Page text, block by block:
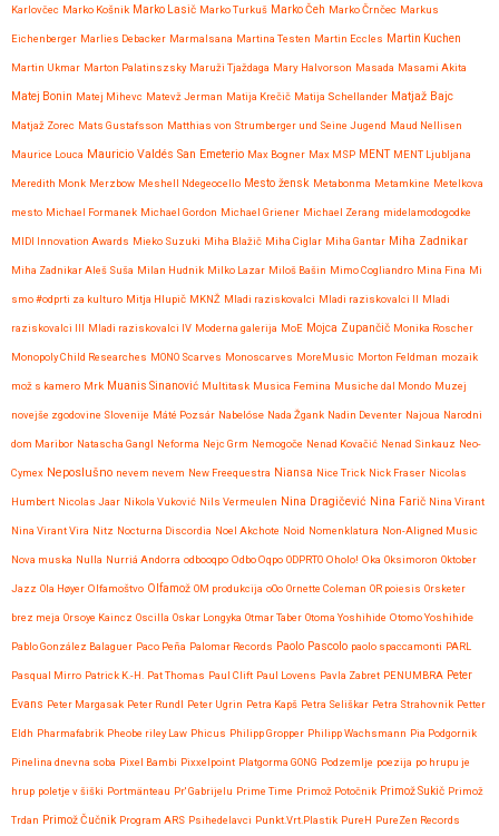
Karlovčec Marko Košnik Marko Lasič Marko Turkuš Marko Čeh Marko Črnčec Markus
Eichenberger Marlies Debacker Marmalsana Martina Testen Martin Eccles Martin Kuchen
Martin Ukmar Marton Palatinszsky Maruži Tjaždaga Mary Halvorson Masada Masami Akita
Matej Bonin Matej Mihevc Matevž Jerman Matija Krečič Matija Schellander Matjaž Bajc
Matjaž Zorec Mats Gustafsson Matthias von Strumberger und Seine Jugend Maud Nellisen
Maurice Louca Mauricio Valdés San Emeterio Max Bogner Max MSP MENT MENT Ljubljana
Meredith Monk Merzbow Meshell Ndegeocello Mesto žensk Metabonma Metamkine Metelkova
mesto Michael Formanek Michael Gordon Michael Griener Michael Zerang midelamodogodke
MIDI Innovation Awards Mieko Suzuki Miha Blažič Miha Ciglar Miha Gantar Miha Zadnikar
Miha Zadnikar Aleš Suša Milan Hudnik Milko Lazar Miloš Bašin Mimo Cogliandro Mina Fina Mi
smo #odprti za kulturo Mitja Hlupič MKNŽ Mladi raziskovalci Mladi raziskovalci II Mladi
raziskovalci III Mladi raziskovalci IV Moderna galerija MoE Mojca Zupančič Monika Roscher
Monopoly Child Researches MONO Scarves Monoscarves MoreMusic Morton Feldman mozaik
mož s kamero Mrk Muanis Sinanović Multitask Musica Femina Musiche dal Mondo Muzej
novejše zgodovine Slovenije Máté Pozsár Nabelóse Nada Žgank Nadin Deventer Najoua Narodni
dom Maribor Natascha Gangl Neforma Nejc Grm Nemogoče Nenad Kovačić Nenad Sinkauz Neo-
Cymex Neposlušno nevem nevem New Freequestra Niansa Nice Trick Nick Fraser Nicolas
Humbert Nicolas Jaar Nikola Vuković Nils Vermeulen Nina Dragičević Nina Farič Nina Virant
Nina Virant Vira Nitz Nocturna Discordia Noel Akchote Noid Nomenklatura Non-Aligned Music
Nova muska Nulla Nurriá Andorra odbooqpo Odbo Oqpo ODPRTO Oholo! Oka Oksimoron Oktober
Jazz Ola Høyer Olfamoštvo Olfamož OM produkcija oOo Ornette Coleman OR poiesis Orsketer
brez meja Orsoye Kaincz Oscilla Oskar Longyka Otmar Taber Otoma Yoshihide Otomo Yoshihide
Pablo González Balaguer Paco Peña Palomar Records Paolo Pascolo paolo spaccamonti PARL
Pasqual Mirro Patrick K.-H. Pat Thomas Paul Clift Paul Lovens Pavla Zabret PENUMBRA Peter
Evans Peter Margasak Peter Rundl Peter Ugrin Petra Kapš Petra Seliškar Petra Strahovnik Petter
Eldh Pharmafabrik Pheobe riley Law Phicus Philipp Gropper Philipp Wachsmann Pia Podgornik
Pinelina dnevna soba Pixel Bambi Pixxelpoint Platgorma GONG Podzemlje poezija po hrupu je
hrup poletje v šiški Portmänteau Pr' Gabrijelu Prime Time Primož Potočnik Primož Sukič Primož
Trdan Primož Čučnik Program ARS Psihedelavci Punkt.Vrt.Plastik PureH PureZen Records